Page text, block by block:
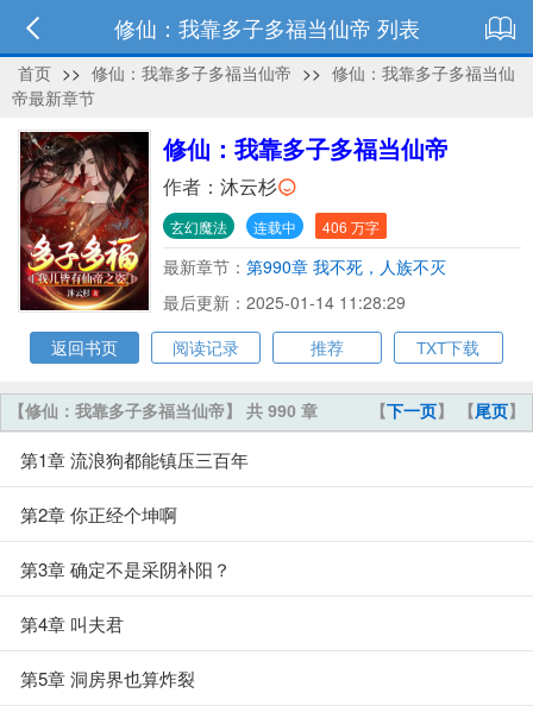
修仙：我靠多子多福当仙帝 列表
首页 >> 修仙：我靠多子多福当仙帝 >> 修仙：我靠多子多福当仙
帝最新章节
修仙：我靠多子多福当仙帝
作者： 沐云杉
玄幻魔法 连载中 406 万字
最新章节： 第990章 我不死，人族不灭
最后更新：2025-01-14 11:28:29
返回书页
阅读记录 推荐 TXT下载
【下一页】 【尾页】
【修仙：我靠多子多福当仙帝】 共 990 章
第1章 流浪狗都能镇压三百年
第2章 你正经个坤啊
第3章 确定不是采阴补阳？
第4章 叫夫君
第5章 洞房界也算炸裂